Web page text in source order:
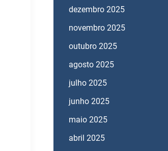
dezembro 2025
novembro 2025
outubro 2025
agosto 2025
julho 2025
junho 2025
maio 2025
abril 2025